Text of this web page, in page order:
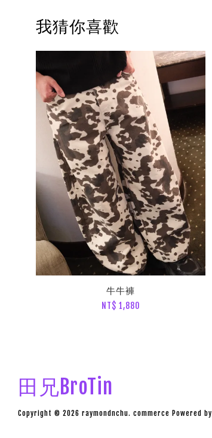
我猜你喜歡
牛牛褲
NT$ 1,880
田兄BroTin
Copyright © 2026 raymondnchu. commerce Powered by